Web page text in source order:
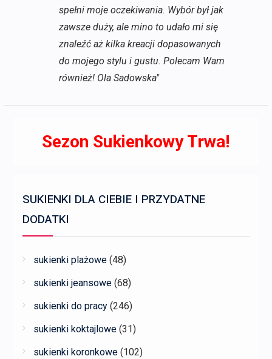
spełni moje oczekiwania. Wybór był jak
zawsze duży, ale mino to udało mi się
znaleźć aż kilka kreacji dopasowanych
do mojego stylu i gustu. Polecam Wam
również! Ola Sadowska"
Sezon Sukienkowy Trwa!
SUKIENKI DLA CIEBIE I PRZYDATNE
DODATKI
sukienki plażowe (48)
sukienki jeansowe (68)
sukienki do pracy (246)
sukienki koktajlowe (31)
sukienki koronkowe (102)